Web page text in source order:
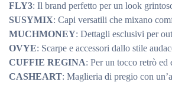
FLY3: Il brand perfetto per un look
SUSYMIX: Capi versatili che mixano
MUCHMONEY: Dettagli esclusivi per
OVYE: Scarpe e accessori dallo stile
CUFFIE REGINA: Per un tocco retrò ed
CASHEART: Maglieria di pregio con